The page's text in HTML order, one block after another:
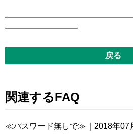
━━━━━━━━━
戻る
関連するFAQ
≪パスワード無しで≫｜2018年07